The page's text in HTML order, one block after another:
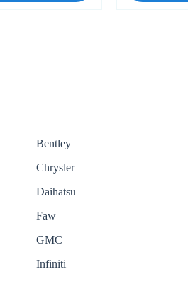
Bentley
Chrysler
Daihatsu
Faw
GMC
Infiniti